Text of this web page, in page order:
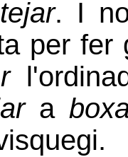
. I
per fer
a